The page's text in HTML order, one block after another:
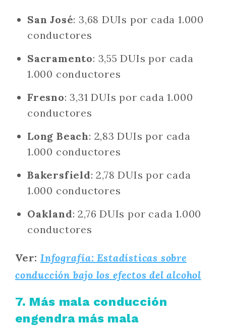
San José: 3,68 DUIs por cada 1.000
conductores
Sacramento: 3,55 DUIs por cada
1.000 conductores
Fresno: 3,31 DUIs por cada 1.000
conductores
Long Beach: 2,83 DUIs por cada
1.000 conductores
Bakersfield: 2,78 DUIs por cada
1.000 conductores
Oakland: 2,76 DUIs por cada 1.000
conductores
Ver: Infografía: Estadísticas sobre
conducción bajo los efectos del alcohol
7. Más mala conducción
engendra más mala